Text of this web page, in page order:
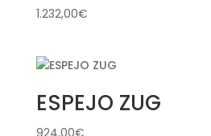
1.232,00€
ESPEJO ZUG